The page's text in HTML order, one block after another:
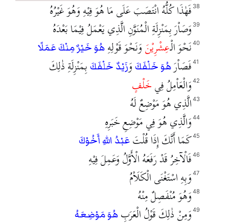
فَهٰذَا كُلُّهُ انْتَصَبَ عَلَى مَا هُوَ فِيْهِ وَهُوَ غَيْرُهُ 38
وَصَاْرَ بِمَنْزِلَةِ الْمُنَوَّنِ الَّذِي يَعْمَلُ فِيْمَا بَعْدَهُ 39
نَحْوَ الْـعِشْرِيْنَوَنَحْوَ قَوْلِهِ هُوَ خَيْرٌ مِنْكَ عَمَلًا 40
فَصَاْرَهُوَ خَلْفَكَ وَزَيْدٌ خَلْفَكَ بِمَنْزِلَةِ ذٰلِكَ 41
وَالْعَاْمِلُ فِيخَلْفٍ 42
الَّذِي هُوَ مَوْضِعٌ لَهُ 43
وَالَّذِي هُوَ فِي مَوْضِعِ خَبَرِهِ 44
كَمَا أَنَّكَ إِذَا قُلْتَ عَبْدُ اللهِ أَخُوْكَ 45
فَالْآخِرُ قَدْ رَفَعَهُ الْأَوَّلُ وَعَمِلَ فِيْهِ 46
وَبِهِ اسْتَغْنَى الْكَلَاْمُ 47
وَهُوَ مُنْفَصِلٌ مِنْهُ 48
وَمِنْ ذٰلِكَ قَوْلُ الْعَرَبِ هُوَ مَوْضِعَهُ 49